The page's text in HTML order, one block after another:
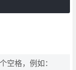
空格，例如：